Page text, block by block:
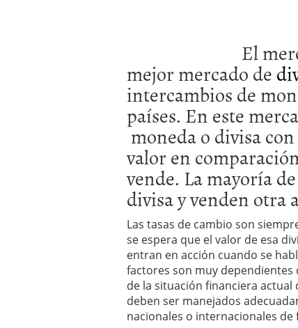
El
mejor mercado de
intercambios de
países. En este
moneda o divisa
valor en
vende. La mayoría
divisa y venden otra
Las tasas de cambio son
se espera que el valor de esa
entran en acción cuando se
factores son muy
de la situación financiera
deben ser manejados
nacionales o internacionales